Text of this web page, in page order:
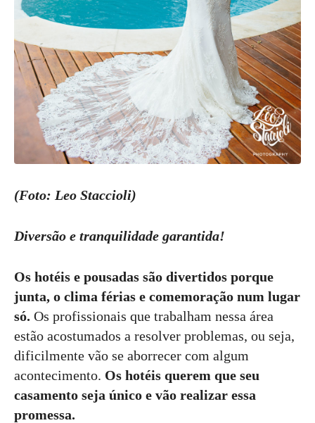
(Foto: Leo Staccioli)
Diversão e tranquilidade garantida!
Os hotéis e pousadas são divertidos porque
junta, o clima férias e comemoração num lugar
só. Os profissionais que trabalham nessa área
estão acostumados a resolver problemas, ou seja,
dificilmente vão se aborrecer com algum
acontecimento. Os hotéis querem que seu
casamento seja único e vão realizar essa
promessa.